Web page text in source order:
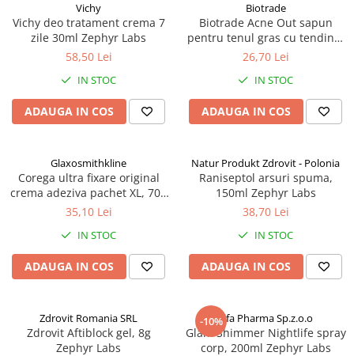
Vichy
Vichy deo tratament crema 7
zile 30ml Zephyr Labs
58,50 Lei
IN STOC
ADAUGA IN COS
Biotrade
Biotrade Acne Out sapun
pentru tenul gras cu tendinta
acneica, 100g Zephyr Labs
26,70 Lei
IN STOC
ADAUGA IN COS
Glaxosmithkline
Corega ultra fixare original
crema adeziva pachet XL, 70g
Zephyr Labs
35,10 Lei
IN STOC
ADAUGA IN COS
Natur Produkt Zdrovit - Polonia
Raniseptol arsuri spuma,
150ml Zephyr Labs
38,70 Lei
IN STOC
ADAUGA IN COS
Zdrovit Romania SRL
Zdrovit Aftiblock gel, 8g
Zephyr Labs
-10%Elfa Pharma Sp.z.o.o
Glam Shimmer Nightlife spray
corp, 200ml Zephyr Labs